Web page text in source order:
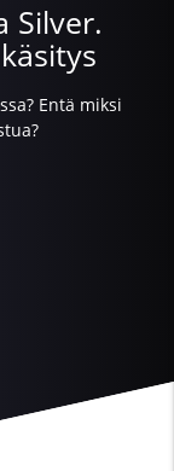
Silver.
Entä miksi